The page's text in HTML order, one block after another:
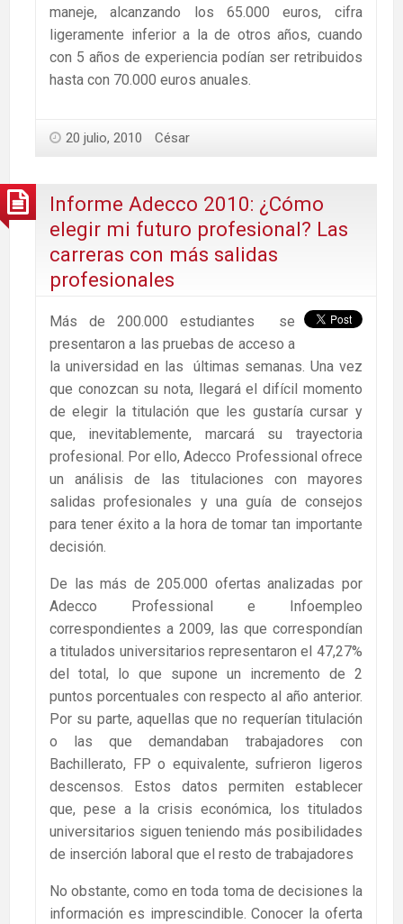
maneje, alcanzando los 65.000 euros, cifra
ligeramente inferior a la de otros años, cuando
con 5 años de experiencia podían ser retribuidos
hasta con 70.000 euros anuales.
20 julio, 2010 César
Informe Adecco 2010: ¿Cómo
elegir mi futuro profesional? Las
carreras con más salidas
profesionales
Más de 200.000 estudiantes se
presentaron a las pruebas de acceso a
la universidad en las últimas semanas. Una vez
que conozcan su nota, llegará el difícil momento
de elegir la titulación que les gustaría cursar y
que, inevitablemente, marcará su trayectoria
profesional. Por ello, Adecco Professional ofrece
un análisis de las titulaciones con mayores
salidas profesionales y una guía de consejos
para tener éxito a la hora de tomar tan importante
decisión.
De las más de 205.000 ofertas analizadas por
Adecco Professional e Infoempleo
correspondientes a 2009, las que correspondían
a titulados universitarios representaron el 47,27%
del total, lo que supone un incremento de 2
puntos porcentuales con respecto al año anterior.
Por su parte, aquellas que no requerían titulación
o las que demandaban trabajadores con
Bachillerato, FP o equivalente, sufrieron ligeros
descensos. Estos datos permiten establecer
que, pese a la crisis económica, los titulados
universitarios siguen teniendo más posibilidades
de inserción laboral que el resto de trabajadores
No obstante, como en toda toma de decisiones la
información es imprescindible. Conocer la oferta